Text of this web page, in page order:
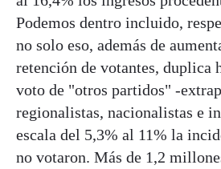
Podemos dentro incluido,
no solo eso, además de
retención de votantes, duplica
voto de "otros partidos" -
regionalistas, nacionalistas e
escala del 5,3% al 11% la
no votaron. Más de 1,2